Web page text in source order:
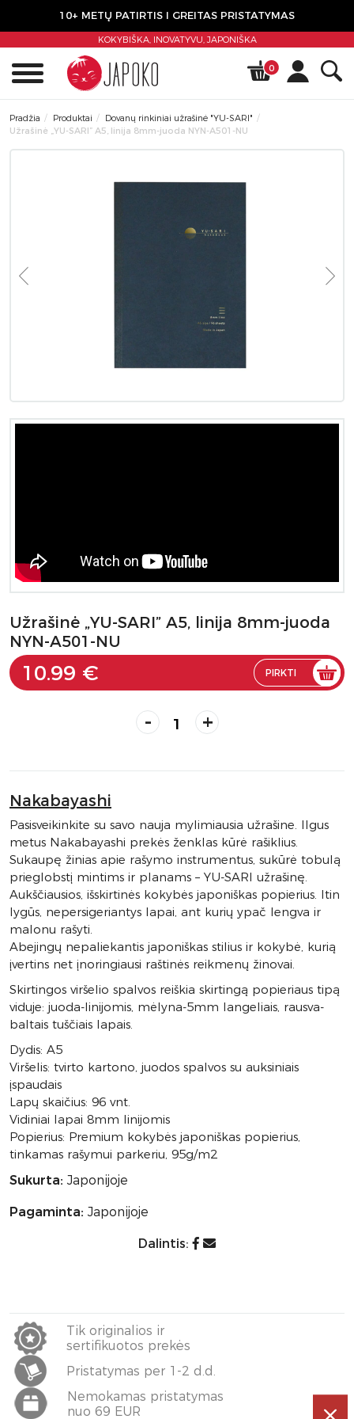
10+ METŲ PATIRTIS I GREITAS PRISTATYMAS
KOKYBIŠKA, INOVATYVU,JAPONIŠKA
0
Pradžia Produktai
Dovanų rinkiniai užrašinė "YU-SARI"
Užrašinė „YU-SARI” A5, linija 8mm-juoda NYN-A501-NU
Užrašinė „YU-SARI” A5, linija 8mm-juoda
NYN-A501-NU
10.99 € PIRKTI
- +
Nakabayashi
Pasisveikinkite su savo nauja mylimiausia užrašine. Ilgus
metus Nakabayashi prekės ženklas kūrė rašiklius.
Sukaupę žinias apie rašymo instrumentus, sukūrė tobulą
prieglobstį mintims ir planams – YU-SARI užrašinę.
Aukščiausios, išskirtinės kokybės japoniškas popierius. Itin
lygūs, nepersigeriantys lapai, ant kurių ypač lengva ir
malonu rašyti.
Abejingų nepaliekantis japoniškas stilius ir kokybė, kurią
įvertins net įnoringiausi raštinės reikmenų žinovai.
Skirtingos viršelio spalvos reiškia skirtingą popieriaus tipą
viduje: juoda-linijomis, mėlyna-5mm langeliais, rausva-
baltais tuščiais lapais.
Dydis: A5
Viršelis: tvirto kartono, juodos spalvos su auksiniais
įspaudais
Lapų skaičius: 96 vnt.
Vidiniai lapai 8mm linijomis
Popierius: Premium kokybės japoniškas popierius,
tinkamas rašymui parkeriu, 95g/m2
Sukurta: Japonijoje
Pagaminta: Japonijoje
Dalintis:
Tik originalios ir
sertifikuotos prekės
Pristatymas per 1-2 d.d.
Nemokamas pristatymas
nuo 69 EUR